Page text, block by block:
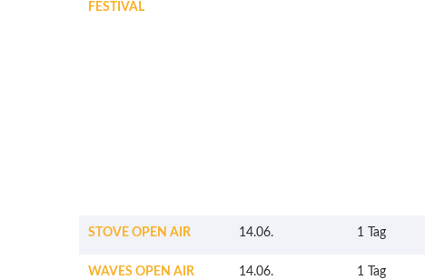
FESTIVAL
STOVE OPEN AIR 14.06. 1 Tag
WAVES OPEN AIR 14.06. 1 Tag